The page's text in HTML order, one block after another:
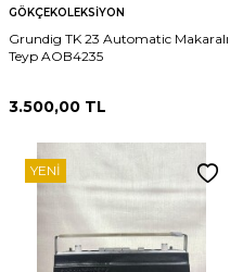
GÖKÇEKOLEKSIYON
Grundig TK 23 Automatic Makaralı
Teyp AOB4235
3.500,00 TL
YENI